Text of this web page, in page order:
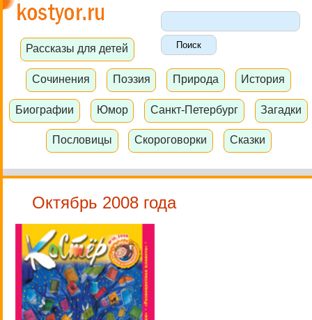
Рассказы для детей
Сочинения Поэзия Природа История
Биографии Юмор Санкт-Петербург Загадки
Пословицы Скороговорки Сказки
Октябрь 2008 года